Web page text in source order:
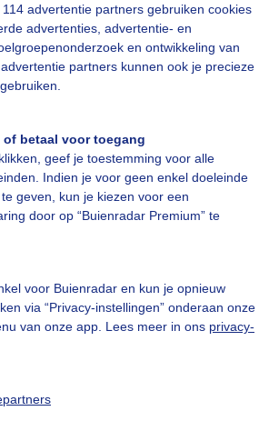
advertentie partners gebruiken cookies
advertenties, advertentie- en
en ontwikkeling van
partners kunnen ook je precieze
betaal voor toegang
geef je toestemming voor alle
Indien je voor geen enkel doeleinde
geven, kun je kiezen voor een
door op “Buienradar Premium” te
voor Buienradar en kun je opnieuw
via “Privacy-instellingen” onderaan onze
van onze app. Lees meer in ons privacy-